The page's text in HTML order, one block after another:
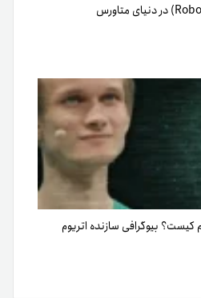
کیست؟ بیوگرافی سازنده اتریوم